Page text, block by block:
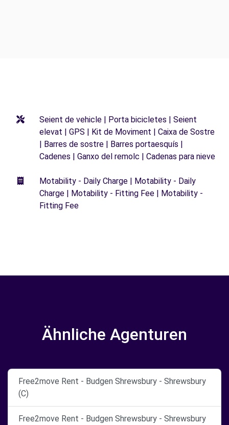
Seient de vehicle | Porta bicicletes | Seient
elevat | GPS | Kit de Moviment | Caixa de Sostre
| Barres de sostre | Barres portaesquís |
Cadenes | Ganxo del remolc | Cadenas para nieve
Motability - Daily Charge | Motability - Daily
Charge | Motability - Fitting Fee | Motability -
Fitting Fee
Ähnliche Agenturen
Free2move Rent - Budgen Shrewsbury - Shrewsbury
(C)
Free2move Rent - Budgen Shrewsbury - Shrewsbury